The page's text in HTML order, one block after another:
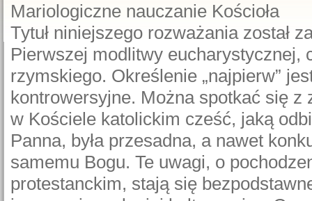
Mariologiczne nauczanie Kościoła
Tytuł niniejszego rozważania został
Pierwszej modlitwy eucharystycznej,
rzymskiego. Określenie „najpierw”
kontrowersyjne. Można spotkać się z
w Kościele katolickim cześć, jaką
Panna, była przesadna, a nawet
samemu Bogu. Te uwagi, o
protestanckim, stają się